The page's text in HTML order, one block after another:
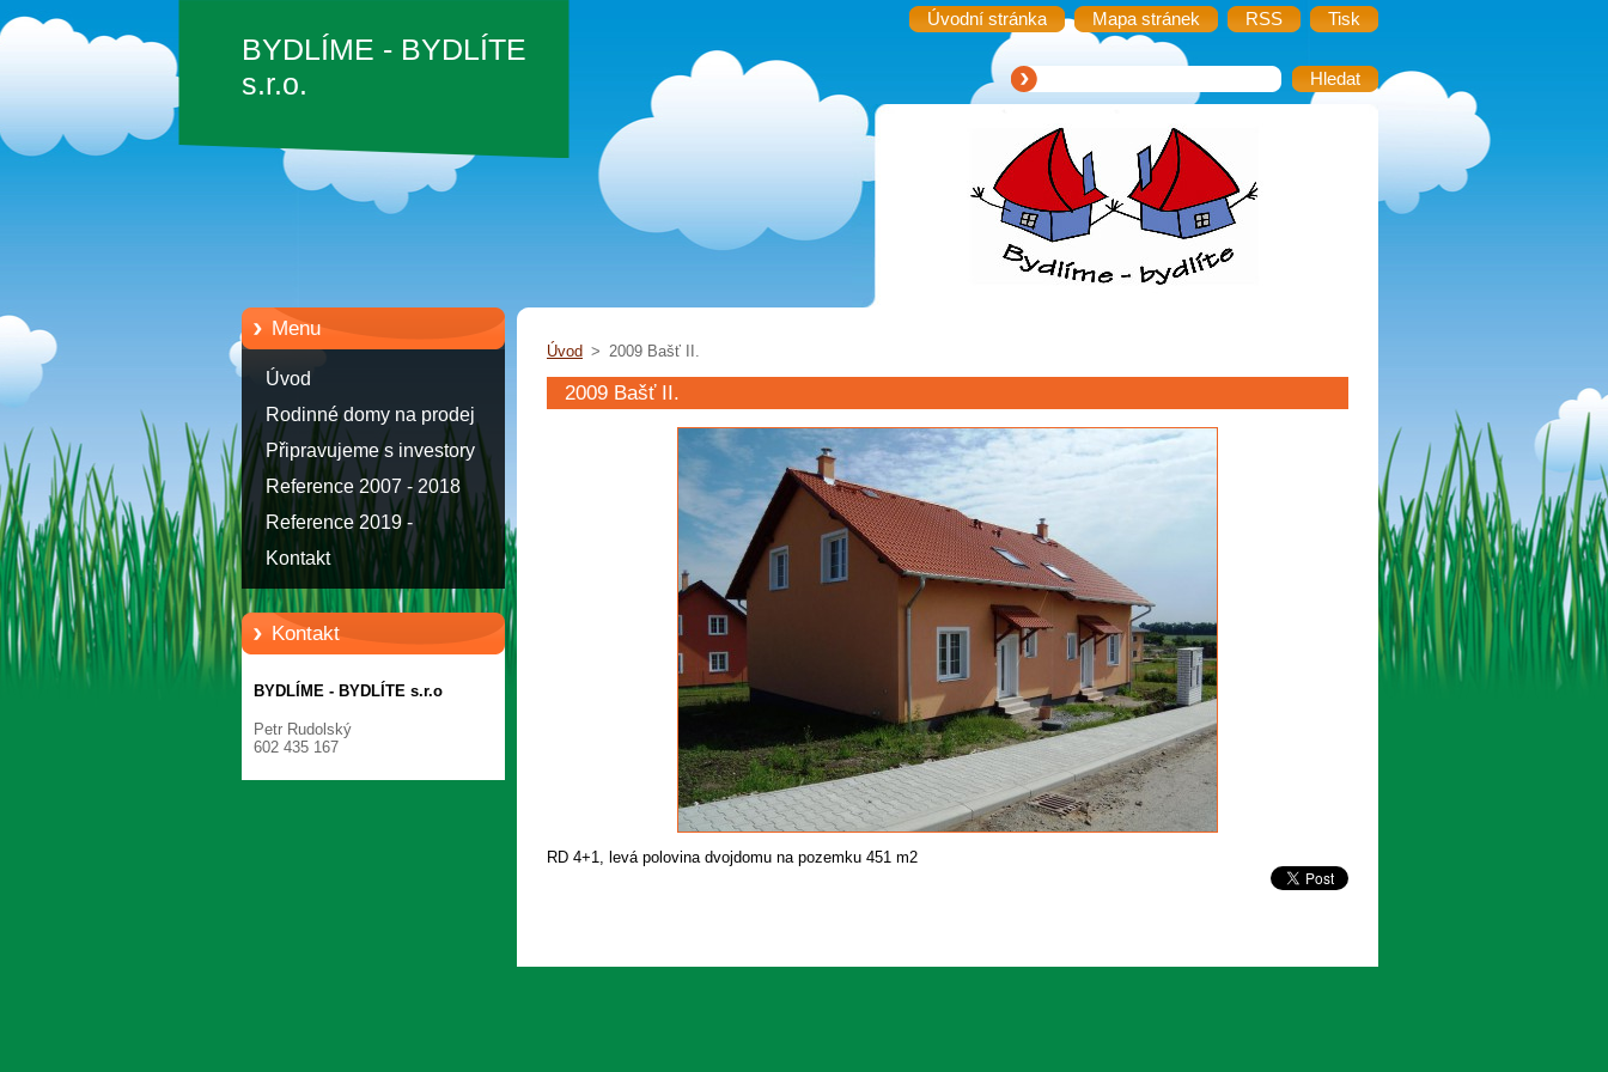
Úvodní stránka Mapa stránek RSS Tisk
BYDLÍME - BYDLÍTE
s.r.o.
Menu
Úvod
Rodinné domy na prodej
Připravujeme s investory
Reference 2007 - 2018
Reference 2019 -
Kontakt
Kontakt
BYDLÍME - BYDLÍTE s.r.o
Petr Rudolský
602 435 167
Úvod > 2009 Bašť II.
2009 Bašť II.
RD 4+1, levá polovina dvojdomu na pozemku 451 m2